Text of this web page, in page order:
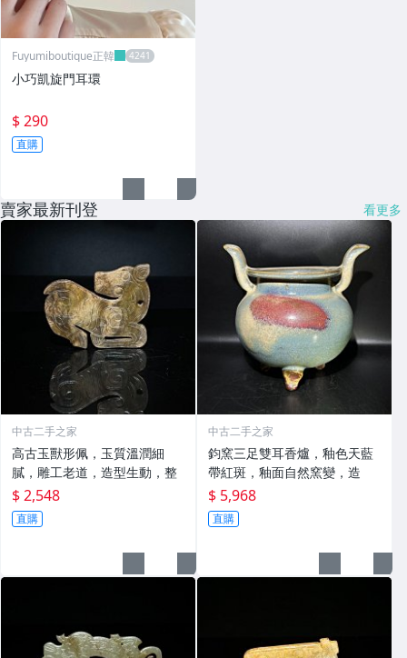
Fuyumiboutique正韓
小巧凱旋門耳環
$ 290
直購
賣家最新刊登 看更多
中古二手之家
高古玉獸形佩，玉質溫潤細
膩，雕工老道，造型生動，整
$ 2,548
直購
中古二手之家
鈞窯三足雙耳香爐，釉色天藍
帶紅斑，釉面自然窯變，造
$ 5,968
直購